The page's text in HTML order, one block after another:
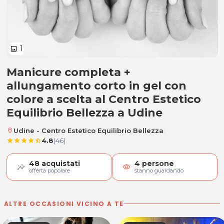
image 1
Manicure + ricostruzione unghie
Manicure completa +
allungamento corto in gel con
colore a scelta al Centro Estetico
Equilibrio Bellezza a Udine
location_on Udine - Centro Estetico Equilibrio Bellezza
starstarstarstarstar_half4.8(46)
48 acquistati
offerta popolare visibility 4 persone
stanno guardando
ALTRE OCCASIONI VICINO A TE